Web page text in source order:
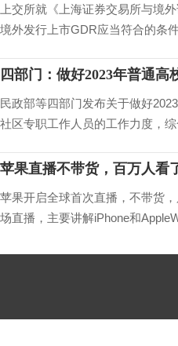
上交所就《上海证券交易所与境
境外发行上市GDR应当符合的条
四部门：做好2023年普通
民政部等四部门发布关于做好
社区专职工作人员的工作力度，
苹果直播不带货，百万人看
苹果开启全球首次直播，不带货
场直播，主要讲解iPhone和